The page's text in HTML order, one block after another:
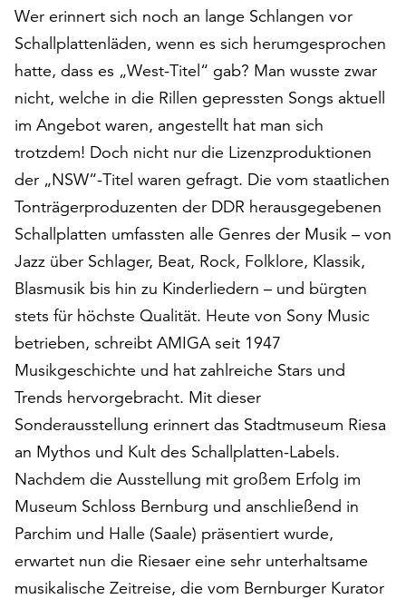
auf
„Alle
akzeptieren“,
um
alle
Cookies
zu
akzeptieren.
Sie
können
Ihr
Einverständnis
jederzeit
ändern
und
widerrufen.
Dafür
steht
Ihnen
am
Ende
der
Seite
die
„Cookie-
Einstellungen“
zur
Wer erinnert sich noch an lange Schlangen vor
Schallplattenläden, wenn es sich herumgesprochen
hatte, dass es „West-Titel“ gab? Man wusste zwar
nicht, welche in die Rillen gepressten Songs aktuell
im Angebot waren, angestellt hat man sich
trotzdem! Doch nicht nur die Lizenzproduktionen
der „NSW“-Titel waren gefragt. Die vom staatlichen
Tonträgerproduzenten der DDR herausgegebenen
Schallplatten umfassten alle Genres der Musik – von
Jazz über Schlager, Beat, Rock, Folklore, Klassik,
Blasmusik bis hin zu Kinderliedern – und bürgten
stets für höchste Qualität. Heute von Sony Music
betrieben, schreibt AMIGA seit 1947
Musikgeschichte und hat zahlreiche Stars und
Trends hervorgebracht. Mit dieser
Sonderausstellung erinnert das Stadtmuseum Riesa
an Mythos und Kult des Schallplatten-Labels.
Nachdem die Ausstellung mit großem Erfolg im
Museum Schloss Bernburg und anschließend in
Parchim und Halle (Saale) präsentiert wurde,
erwartet nun die Riesaer eine sehr unterhaltsame
musikalische Zeitreise, die vom Bernburger Kurator